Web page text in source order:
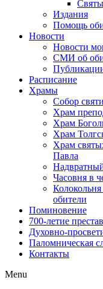
Издания
Помощь
Новости
Новости
СМИ об
Расписание
Храмы
Собор
Храм
Храм
Храм
Храм
Павла
Часовня в
обители
Поминовение
700-летие
Духовно-
Паломническая
Контакты
Menu